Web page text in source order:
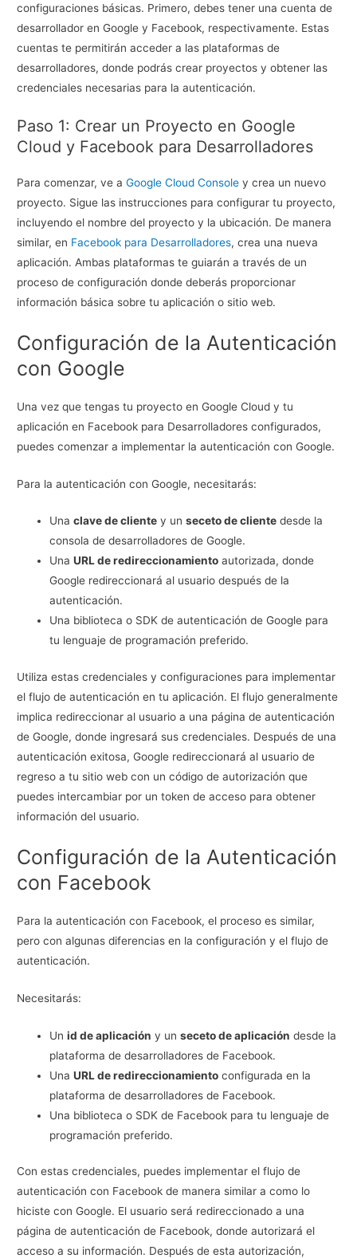
configuraciones básicas. Primero, debes tener una cuenta de
desarrollador en Google y Facebook, respectivamente. Estas
cuentas te permitirán acceder a las plataformas de
desarrolladores, donde podrás crear proyectos y obtener las
credenciales necesarias para la autenticación.
Paso 1: Crear un Proyecto en Google
Cloud y Facebook para Desarrolladores
Para comenzar, ve aGoogle Cloud Console y crea un nuevo
proyecto. Sigue las instrucciones para configurar tu proyecto,
incluyendo el nombre del proyecto y la ubicación. De manera
similar, en Facebook para Desarrolladores, crea una nueva
aplicación. Ambas plataformas te guiarán a través de un
proceso de configuración donde deberás proporcionar
información básica sobre tu aplicación o sitio web.
Configuración de la Autenticación
con Google
Una vez que tengas tu proyecto en Google Cloud y tu
aplicación en Facebook para Desarrolladores configurados,
puedes comenzar a implementar la autenticación con Google.
Para la autenticación con Google, necesitarás:
Unaclave de cliente y unseceto de cliente desde la
consola de desarrolladores de Google.
UnaURL de redireccionamiento autorizada, donde
Google redireccionará al usuario después de la
autenticación.
Una biblioteca o SDK de autenticación de Google para
tu lenguaje de programación preferido.
Utiliza estas credenciales y configuraciones para implementar
el flujo de autenticación en tu aplicación. El flujo generalmente
implica redireccionar al usuario a una página de autenticación
de Google, donde ingresará sus credenciales. Después de una
autenticación exitosa, Google redireccionará al usuario de
regreso a tu sitio web con un código de autorización que
puedes intercambiar por un token de acceso para obtener
información del usuario.
Configuración de la Autenticación
con Facebook
Para la autenticación con Facebook, el proceso es similar,
pero con algunas diferencias en la configuración y el flujo de
autenticación.
Necesitarás:
Unid de aplicación y unseceto de aplicación desde la
plataforma de desarrolladores de Facebook.
UnaURL de redireccionamiento configurada en la
plataforma de desarrolladores de Facebook.
Una biblioteca o SDK de Facebook para tu lenguaje de
programación preferido.
Con estas credenciales, puedes implementar el flujo de
autenticación con Facebook de manera similar a como lo
hiciste con Google. El usuario será redireccionado a una
página de autenticación de Facebook, donde autorizará el
acceso a su información. Después de esta autorización,